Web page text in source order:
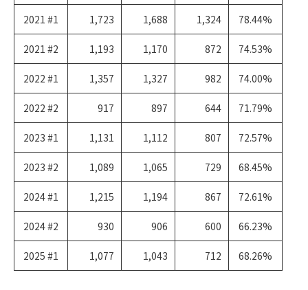
2021 #1 1,723 1,688 1,324 78.44%
2021 #2 1,193 1,170 872 74.53%
2022 #1 1,357 1,327 982 74.00%
2022 #2 917 897 644 71.79%
2023 #1 1,131 1,112 807 72.57%
2023 #2 1,089 1,065 729 68.45%
2024 #1 1,215 1,194 867 72.61%
2024 #2 930 906 600 66.23%
2025 #1 1,077 1,043 712 68.26%